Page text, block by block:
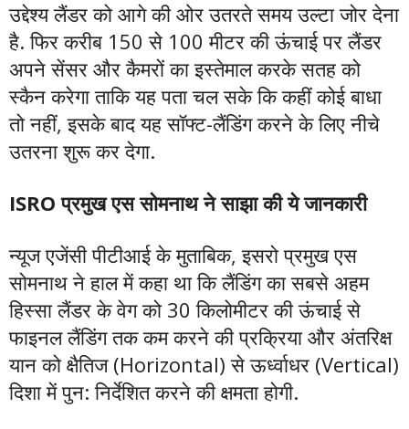
उद्देश्य लैंडर को आगे की ओर उतरते समय उल्टा जोर देना
है. फिर करीब 150 से 100 मीटर की ऊंचाई पर लैंडर
अपने सेंसर और कैमरों का इस्तेमाल करके सतह को
स्कैन करेगा ताकि यह पता चल सके कि कहीं कोई बाधा
तो नहीं, इसके बाद यह सॉफ्ट-लैंडिंग करने के लिए नीचे
उतरना शुरू कर देगा.
ISRO प्रमुख एस सोमनाथ ने साझा की ये जानकारी
न्यूज एजेंसी पीटीआई के मुताबिक, इसरो प्रमुख एस
सोमनाथ ने हाल में कहा था कि लैंडिंग का सबसे अहम
हिस्सा लैंडर के वेग को 30 किलोमीटर की ऊंचाई से
फाइनल लैंडिंग तक कम करने की प्रक्रिया और अंतरिक्ष
यान को क्षैतिज (Horizontal) से ऊर्ध्वाधर (Vertical)
दिशा में पुन: निर्देशित करने की क्षमता होगी.